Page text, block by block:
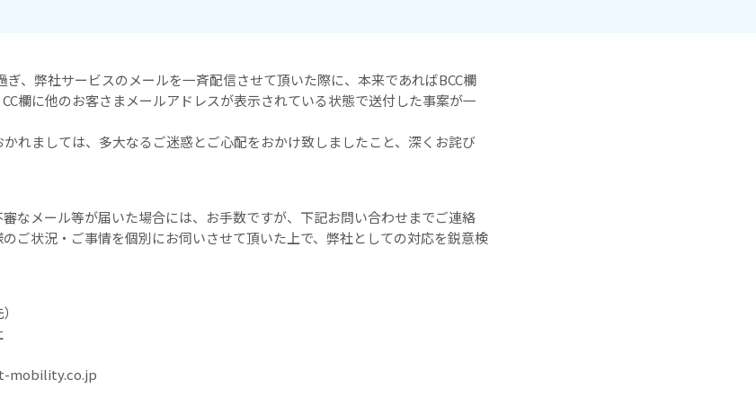
ぎ、弊社サービスのメールを一斉配信させて頂いた際に、本来であればBCC欄
欄に他のお客さまメールアドレスが表示されている状態で送付した事案が一
れましては、多大なるご迷惑とご心配をおかけ致しましたこと、深くお詫び
なメール等が届いた場合には、お手数ですが、下記お問い合わせまでご連絡
ご状況・ご事情を個別にお伺いさせて頂いた上で、弊社としての対応を鋭意検
mobility.co.jp